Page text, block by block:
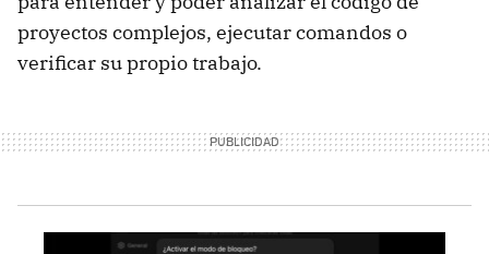
proyectos complejos, ejecutar comandos o
verificar su propio trabajo.